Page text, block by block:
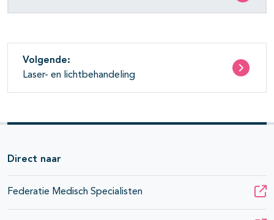
Volgende:
Laser- en lichtbehandeling
Direct naar
Federatie Medisch Specialisten